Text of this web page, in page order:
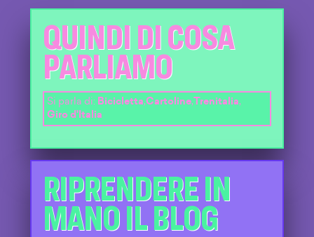
QUINDI DI COSA
PARLIAMO
Si parla di: Bicicletta,Cartoline,Trenitalia,
Giro d'Italia
RIPRENDERE IN
MANO IL BLOG